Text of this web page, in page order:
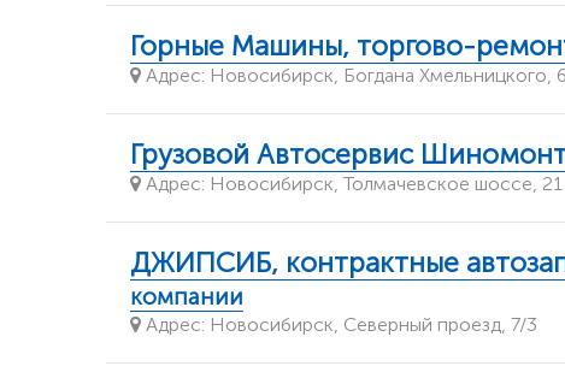
Горные Машины, торгово-
Адрес: Новосибирск, Богдана Хмельницкого,
Грузовой Автосервис
Адрес: Новосибирск, Толмачевское шоссе, 21
ДЖИПСИБ, контрактные
компании
Адрес: Новосибирск, Северный проезд, 7/3